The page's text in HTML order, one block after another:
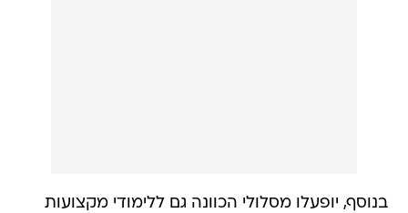
בעיסוק), החסרים היום, שיכולים לשמש בעתיד כבסיס